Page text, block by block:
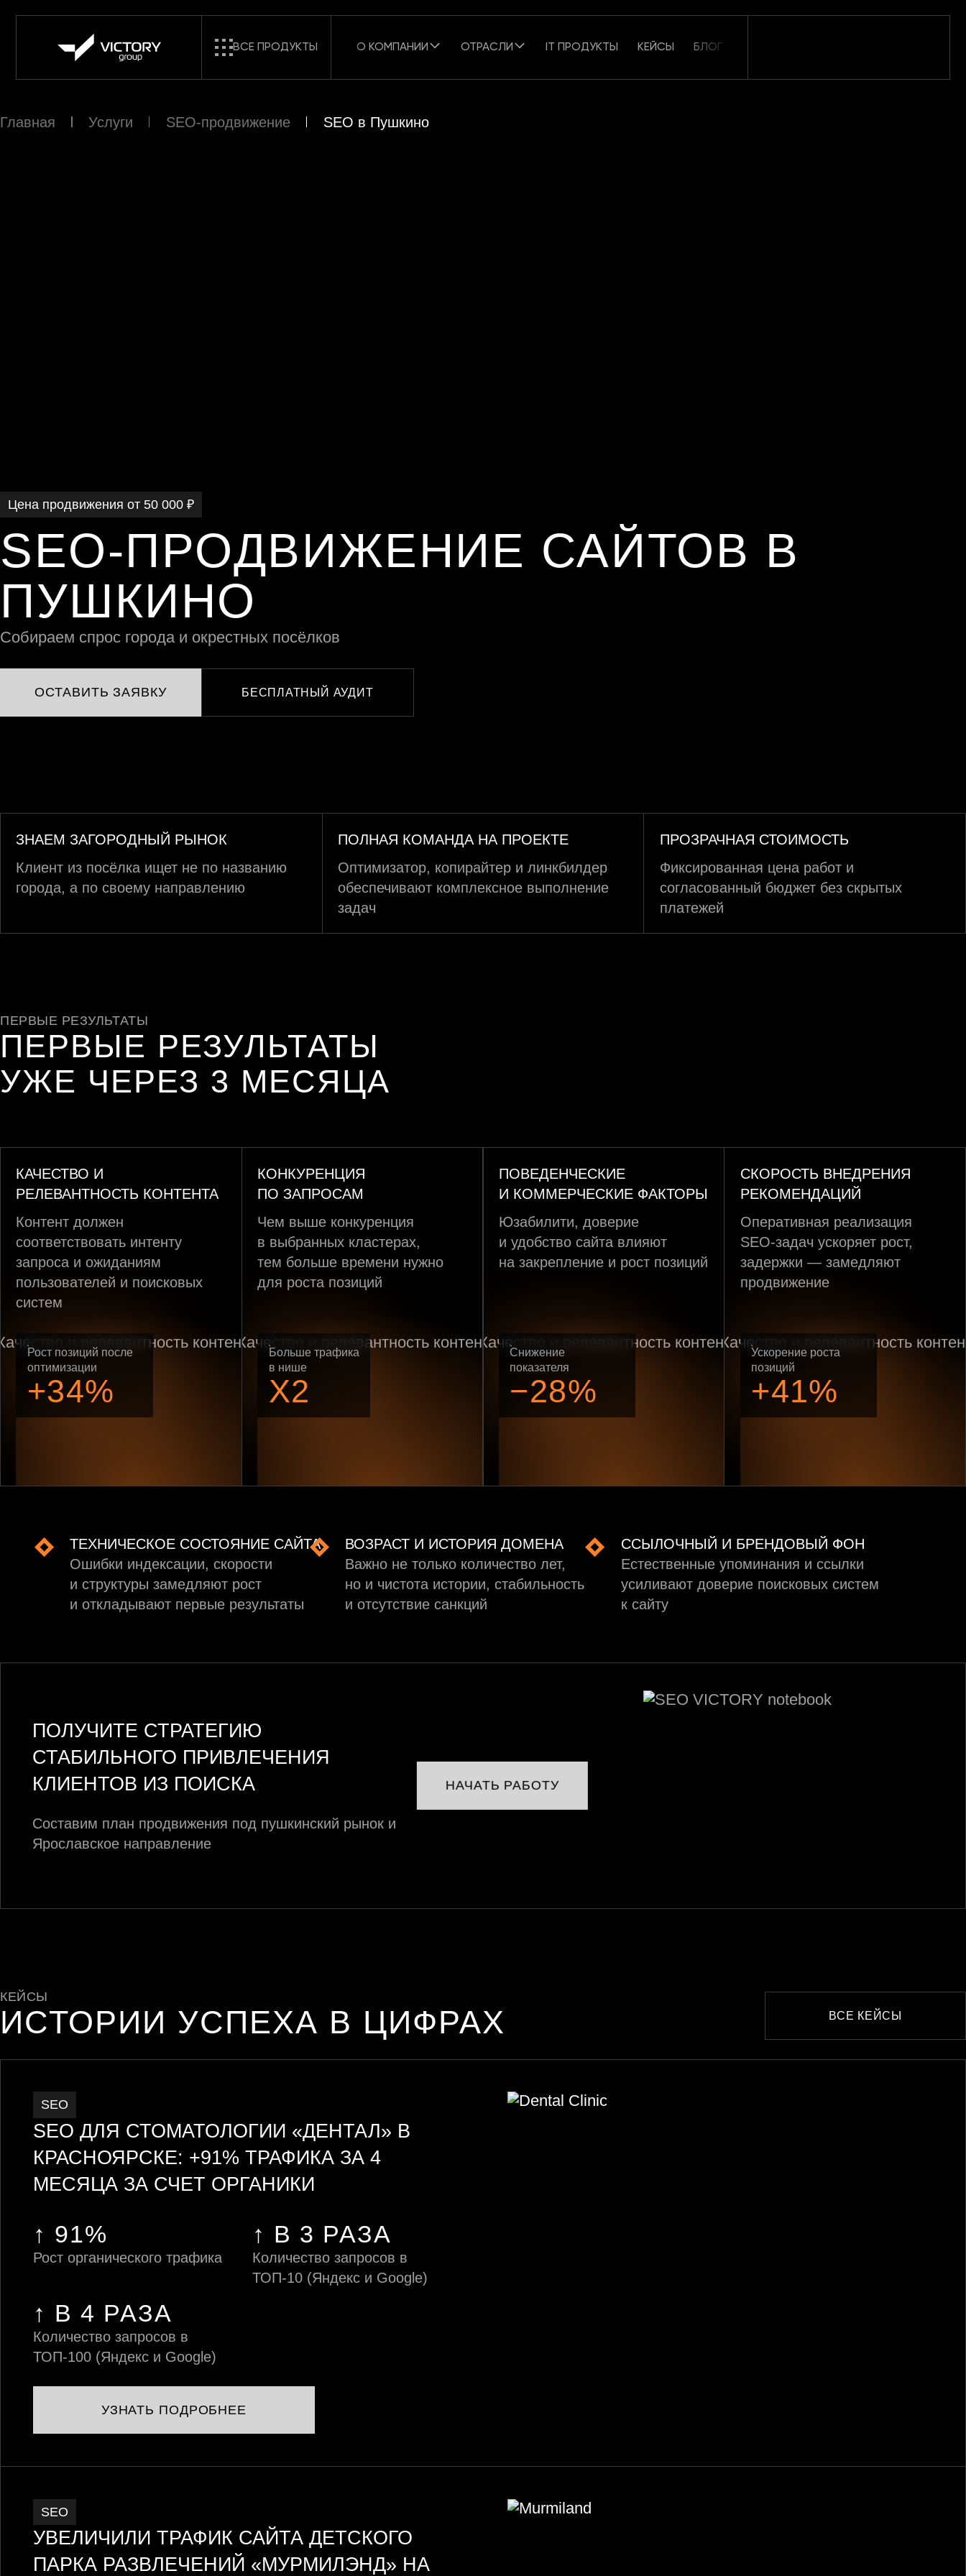
ВСЕ ПРОДУКТЫ О КОМПАНИИ ОТРАСЛИ IT ПРОДУКТЫ КЕЙСЫ БЛОГ
Главная Услуги SEO-продвижение SEO в Пушкино
Цена продвижения от 50 000 ₽
SEO-ПРОДВИЖЕНИЕ САЙТОВ В
ПУШКИНО
Собираем спрос города и окрестных посёлков
ОСТАВИТЬ ЗАЯВКУ БЕСПЛАТНЫЙ АУДИТ
ЗНАЕМ ЗАГОРОДНЫЙ РЫНОК
Клиент из посёлка ищет не по названию
города, а по своему направлению
ПОЛНАЯ КОМАНДА НА ПРОЕКТЕ
Оптимизатор, копирайтер и линкбилдер
обеспечивают комплексное выполнение
задач
ПРОЗРАЧНАЯ СТОИМОСТЬ
Фиксированная цена работ и
согласованный бюджет без скрытых
платежей
ПЕРВЫЕ РЕЗУЛЬТАТЫ
ПЕРВЫЕ РЕЗУЛЬТАТЫ
УЖЕ ЧЕРЕЗ 3 МЕСЯЦА
КАЧЕСТВО И
РЕЛЕВАНТНОСТЬ КОНТЕНТА
Контент должен
соответствовать интенту
запроса и ожиданиям
пользователей и поисковых
систем
Рост позиций после
оптимизации
+34%
КОНКУРЕНЦИЯ
ПО ЗАПРОСАМ
Чем выше конкуренция
в выбранных кластерах,
тем больше времени нужно
для роста позиций
Больше трафика
в нише
X2
ПОВЕДЕНЧЕСКИЕ
И КОММЕРЧЕСКИЕ ФАКТОРЫ
Юзабилити, доверие
и удобство сайта влияют
на закрепление и рост позиций
Снижение
показателя
−28%
СКОРОСТЬ ВНЕДРЕНИЯ
РЕКОМЕНДАЦИЙ
Оперативная реализация
SEO-задач ускоряет рост,
задержки — замедляют
продвижение
Ускорение роста
позиций
+41%
ТЕХНИЧЕСКОЕ СОСТОЯНИЕ САЙТА
Ошибки индексации, скорости
и структуры замедляют рост
и откладывают первые результаты
ВОЗРАСТ И ИСТОРИЯ ДОМЕНА
Важно не только количество лет,
но и чистота истории, стабильность
и отсутствие санкций
ССЫЛОЧНЫЙ И БРЕНДОВЫЙ ФОН
Естественные упоминания и ссылки
усиливают доверие поисковых систем
к сайту
ПОЛУЧИТЕ СТРАТЕГИЮ
СТАБИЛЬНОГО ПРИВЛЕЧЕНИЯ
КЛИЕНТОВ ИЗ ПОИСКА
Составим план продвижения под пушкинский рынок и
Ярославское направление
НАЧАТЬ РАБОТУ
КЕЙСЫ
ИСТОРИИ УСПЕХА В ЦИФРАХ ВСЕ КЕЙСЫ
SEO
SEO ДЛЯ СТОМАТОЛОГИИ «ДЕНТАЛ» В
КРАСНОЯРСКЕ: +91% ТРАФИКА ЗА 4
МЕСЯЦА ЗА СЧЕТ ОРГАНИКИ
↑ 91%
Рост органического трафика
↑ В 3 РАЗА
Количество запросов в
ТОП-10 (Яндекс и Google)
↑ В 4 РАЗА
Количество запросов в
ТОП-100 (Яндекс и Google)
УЗНАТЬ ПОДРОБНЕЕ
SEO
УВЕЛИЧИЛИ ТРАФИК САЙТА ДЕТСКОГО
ПАРКА РАЗВЛЕЧЕНИЙ «МУРМИЛЭНД» НА